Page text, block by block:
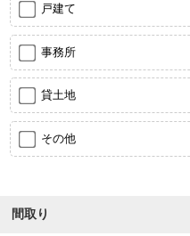
戸建て
事務所
貸土地
その他
間取り